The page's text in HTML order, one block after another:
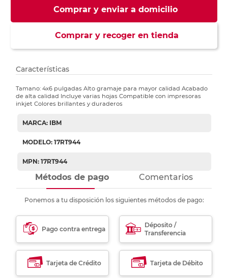
Comprar y enviar a domicilio
Comprar y recoger en tienda
Características
Tamano: 4x6 pulgadas Alto gramaje para mayor calidad Acabado
de alta calidad Incluye varias hojas Compatible con impresoras
inkjet Colores brillantes y duraderos
MARCA: IBM
MODELO: 17RT944
MPN: 17RT944
Métodos de pago Comentarios
Ponemos a tu disposición los siguientes métodos de pago:
Pago contra entrega
Déposito /
Transferencia
Tarjeta de Crédito Tarjeta de Débito